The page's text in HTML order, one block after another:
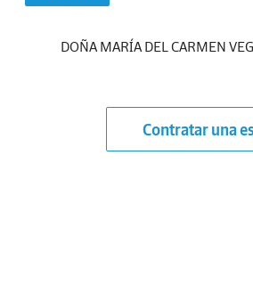
DOÑA MARÍA DEL CARMEN
Contratar una